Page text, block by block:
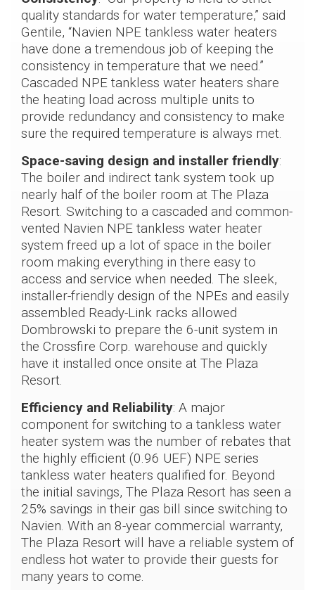
quality standards for water temperature,” said
Gentile, “Navien NPE tankless water heaters
have done a tremendous job of keeping the
consistency in temperature that we need.”
Cascaded NPE tankless water heaters share
the heating load across multiple units to
provide redundancy and consistency to make
sure the required temperature is always met.
Space-saving design and installer friendly:
The boiler and indirect tank system took up
nearly half of the boiler room at The Plaza
Resort. Switching to a cascaded and common-
vented Navien NPE tankless water heater
system freed up a lot of space in the boiler
room making everything in there easy to
access and service when needed. The sleek,
installer-friendly design of the NPEs and easily
assembled Ready-Link racks allowed
Dombrowski to prepare the 6-unit system in
the Crossfire Corp. warehouse and quickly
have it installed once onsite at The Plaza
Resort.
Efficiency and Reliability: A major
component for switching to a tankless water
heater system was the number of rebates that
the highly efficient (0.96 UEF) NPE series
tankless water heaters qualified for. Beyond
the initial savings, The Plaza Resort has seen a
25% savings in their gas bill since switching to
Navien. With an 8-year commercial warranty,
The Plaza Resort will have a reliable system of
endless hot water to provide their guests for
many years to come.